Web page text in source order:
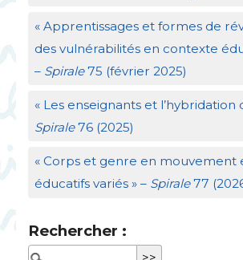
« Apprentissages et formes de
des vulnérabilités en contexte
– Spirale75 (février 2025)
« Les enseignants et l’hybridation
Spirale76 (2025)
« Corps et genre en mouvement
éducatifs variés » – Spirale77
Rechercher :